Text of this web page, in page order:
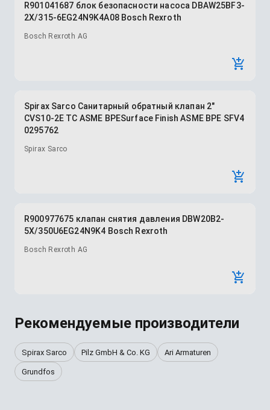
R901041687 блок безопасности насоса DBAW25BF3-
2X/315-6EG24N9K4A08 Bosch Rexroth
Bosch Rexroth AG
Spirax Sarco Санитарный обратный клапан 2"
CVS10-2E TC ASME BPESurface Finish ASME BPE SFV4
0295762
Spirax Sarco
R900977675 клапан снятия давления DBW20B2-
5X/350U6EG24N9K4 Bosch Rexroth
Bosch Rexroth AG
Рекомендуемые производители
Spirax Sarco Pilz GmbH & Co. KG Ari Armaturen
Grundfos